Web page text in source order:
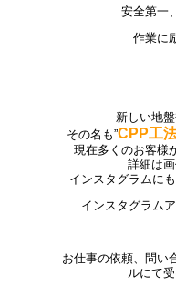
安全第一
作業に
新しい地
その名も”CPP工
現在多くのお客様
詳細は画
インスタグラムに
インスタグラム
お仕事の依頼、問い
ルにて